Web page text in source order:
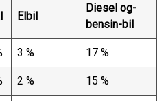
Elbil
Diesel og-
bensin-bil
3 % 17 %
2 % 15 %